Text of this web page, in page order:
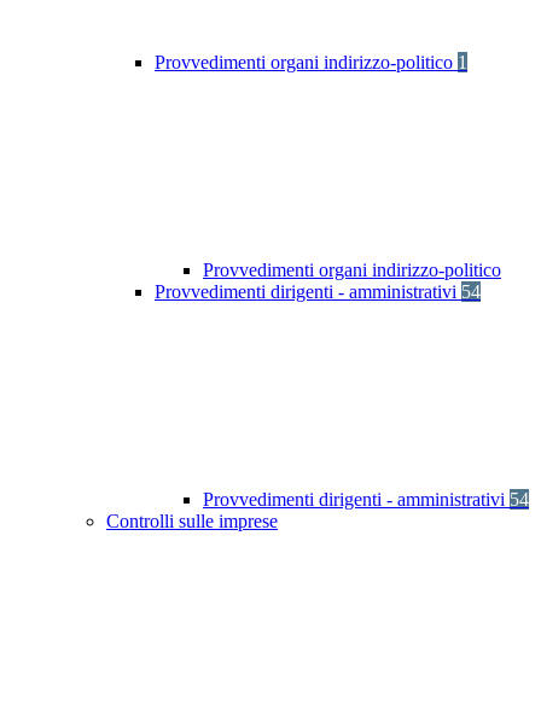
Provvedimenti organi indirizzo-politico 1
Provvedimenti organi indirizzo-politico
Provvedimenti dirigenti - amministrativi 54
Provvedimenti dirigenti - amministrativi 54
Controlli sulle imprese